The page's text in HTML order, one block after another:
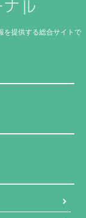
を提供する総合サイトで